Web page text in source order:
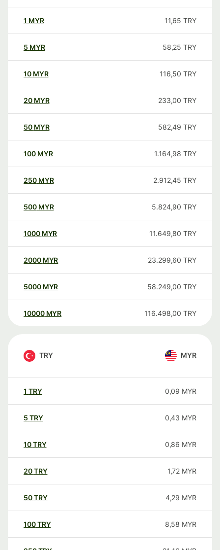
1 MYR 11,65 TRY
5 MYR 58,25 TRY
10 MYR 116,50 TRY
20 MYR 233,00 TRY
50 MYR 582,49 TRY
100 MYR 1.164,98 TRY
250 MYR 2.912,45 TRY
500 MYR 5.824,90 TRY
1000 MYR 11.649,80 TRY
2000 MYR 23.299,60 TRY
5000 MYR 58.249,00 TRY
10000 MYR 116.498,00 TRY
TRY MYR
1 TRY 0,09 MYR
5 TRY 0,43 MYR
10TRY 0,86 MYR
20TRY 1,72 MYR
50TRY 4,29 MYR
100TRY 8,58 MYR